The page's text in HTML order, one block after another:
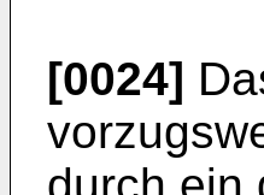
[0024]